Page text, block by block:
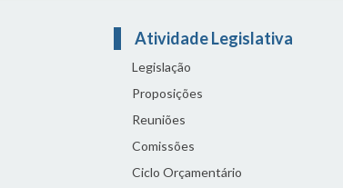
Atividade Legislativa
Legislação
Proposições
Reuniões
Comissões
Ciclo Orçamentário